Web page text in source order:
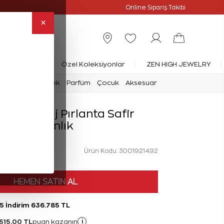
×
Online Sipariş Takibi
Yüzük Özel Koleksiyonlar ZEN HIGH JEWELRY
Erkek Parfüm Çocuk Aksesuar
Anturaj Pırlanta Safir
Gerdanlık
Ürün Kodu: 3001921492
HEMEN SATIN AL
İndirim 636.785 TL
TL puan kazanın i